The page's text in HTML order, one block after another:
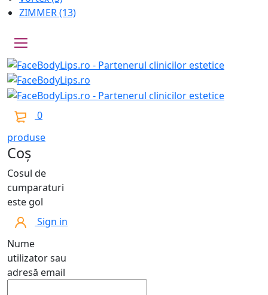
ZIMMER(13)
0
produse
Coș
Cosul de
cumparaturi
este gol
Sign in
Nume
utilizator sau
adresă email